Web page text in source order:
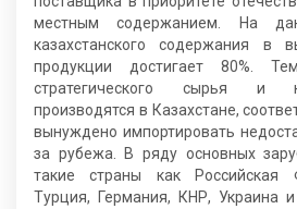
местным содержанием. На
казахстанского содержания в
продукции достигает 80%.
стратегического сырья и
производятся в Казахстане,
вынуждено импортировать
за рубежа. В ряду основных
такие страны как Российская
Турция, Германия, КНР, Украина